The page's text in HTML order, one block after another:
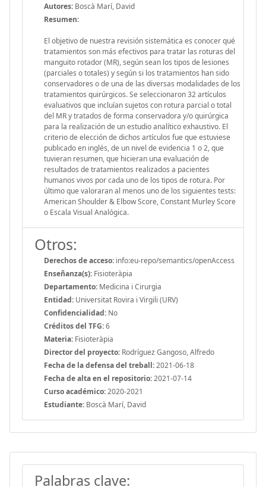
Autores: Boscà Marí, David
Resumen:
El objetivo de nuestra revisión sistemática es conocer qué
tratamientos son más efectivos para tratar las roturas del
manguito rotador (MR), según sean los tipos de lesiones
(parciales o totales) y según si los tratamientos han sido
conservadores o de una de las diversas modalidades de los
tratamientos quirúrgicos. Se seleccionaron 32 artículos
evaluativos que incluían sujetos con rotura parcial o total
del MR y tratados de forma conservadora y/o quirúrgica
para la realización de un estudio analítico exhaustivo. El
criterio de elección de dichos artículos fue que estuviese
publicado en inglés, de un nivel de evidencia 1 o 2, que
tuvieran resumen, que hicieran una evaluación de
resultados de tratamientos realizados a pacientes
humanos vivos por cada uno de los tipos de rotura. Por
último que valoraran al menos uno de los siguientes tests:
American Shoulder & Elbow Score, Constant Murley Score
o Escala Visual Analógica.
Otros:
Derechos de acceso: info:eu-repo/semantics/openAccess
Enseñanza(s): Fisioteràpia
Departamento: Medicina i Cirurgia
Entidad: Universitat Rovira i Virgili (URV)
Confidencialidad: No
Créditos del TFG:6
Materia: Fisioteràpia
Director del proyecto: Rodríguez Gangoso, Alfredo
Fecha de la defensa del treball:2021-06-18
Fecha de alta en el repositorio:2021-07-14
Curso académico:2020-2021
Estudiante: Boscà Marí, David
Palabras clave: